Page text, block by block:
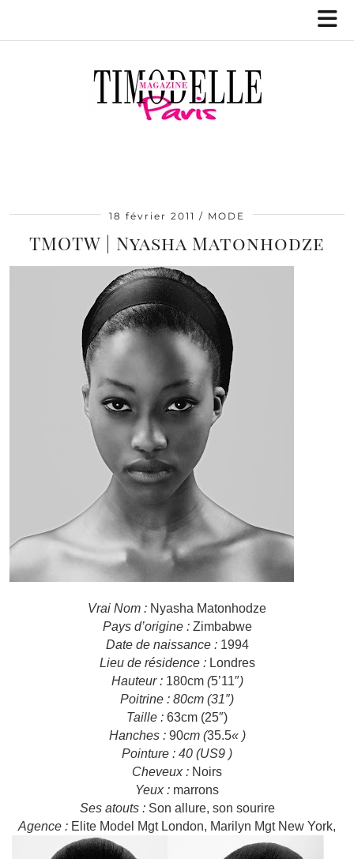
18 février 2011 MODE
TMOTW | Nyasha Matonhodze
Vrai Nom : Nyasha Matonhodze
Pays d’origine : Zimbabwe
Date de naissance : 1994
Lieu de résidence : Londres
Hauteur : 180cm(5’11″)
Poitrine : 80cm (31″)
Taille : 63cm (25″)
Hanches : 90cm(35.5« )
Pointure : 40 (US9 )
Cheveux : Noirs
Yeux : marrons
Ses atouts :Son allure, son sourire
Agence : Elite Model Mgt London, Marilyn Mgt New York,